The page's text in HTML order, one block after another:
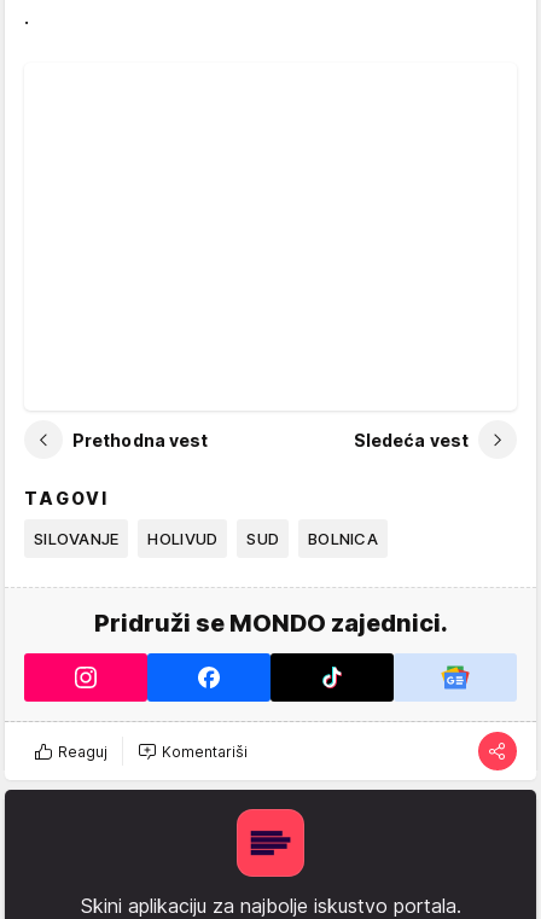
.
Prethodna vest Sledeća vest
TAGOVI
SILOVANJE HOLIVUD SUD BOLNICA
Pridruži se MONDO zajednici.
Reaguj Komentariši
Skini aplikaciju za najbolje iskustvo portala.